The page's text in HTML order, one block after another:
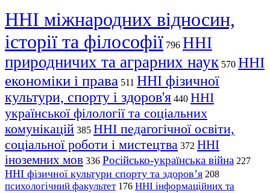
ННІ міжнародних відносин,
історії та філософії 796 ННІ
природничих та аграрних наук 570 ННІ
економіки і права 511 ННІ фізичної
культури, спорту і здоров'я 440 ННІ
української філології та соціальних
комунікацій 385 ННІ педагогічної освіти,
соціальної роботи і мистецтва 372 ННІ
іноземних мов 336 Російсько-українська війна 227
ННІ фізичної культури спорту та здоров’я 208
психологічний факультет 176 ННІ інформаційних та